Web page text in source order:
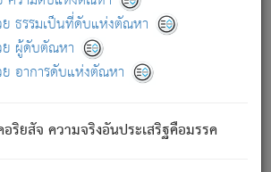
ธรรมเป็นที่ดับแห่งตัณหา
ย ผู้ดับตัณหา
อาการดับแห่งตัณหา
ริยสัจ ความจริงอันประเสริฐคือมรรค
ะพุทธอุทานที่ทรงเปล่งออก ที่โคนต้นโพธิ์
แล้วได้ 7 วัน)